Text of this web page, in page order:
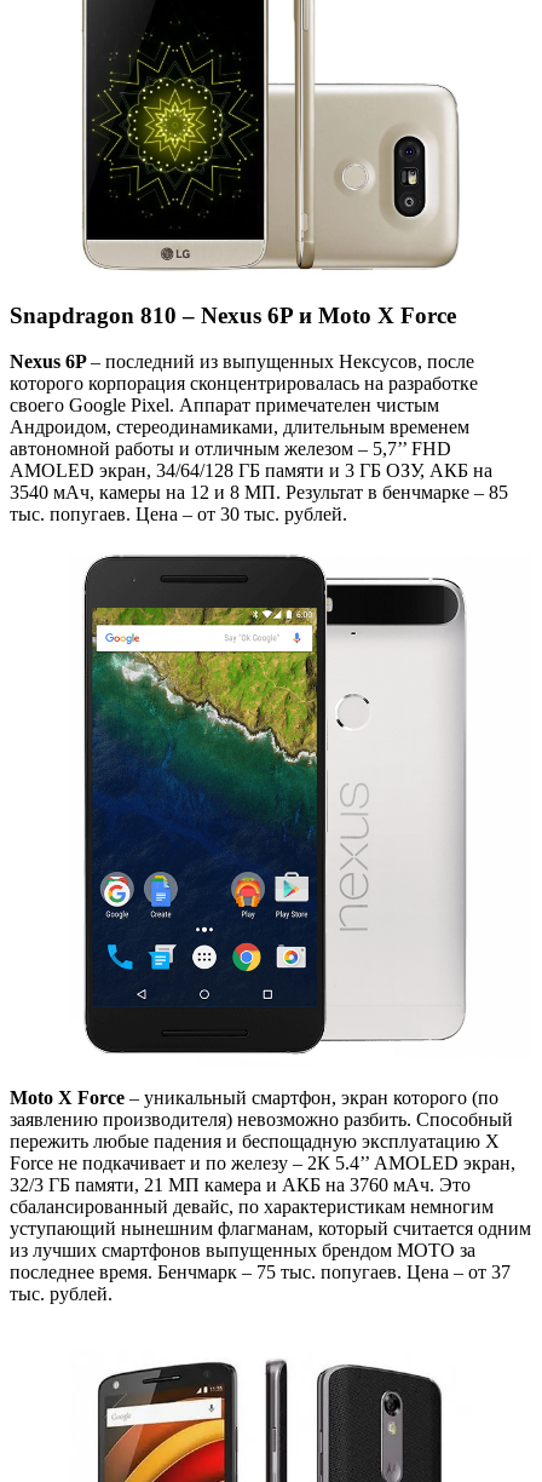
Snapdragon 810 – Nexus 6P и Moto X Force
Nexus 6P– последний из выпущенных Нексусов, после
которого корпорация сконцентрировалась на разработке
своего Google Pixel. Аппарат примечателен чистым
Андроидом, стереодинамиками, длительным временем
автономной работы и отличным железом – 5,7’’ FHD
AMOLED экран, 34/64/128 ГБ памяти и 3 ГБ ОЗУ, АКБ на
3540 мАч, камеры на 12 и 8 МП. Результат в бенчмарке – 85
тыс. попугаев. Цена – от 30 тыс. рублей.
Moto X Force – уникальный смартфон, экран которого (по
заявлению производителя) невозможно разбить. Способный
пережить любые падения и беспощадную эксплуатацию X
Force не подкачивает и по железу – 2К 5.4’’ AMOLED экран,
32/3 ГБ памяти, 21 МП камера и АКБ на 3760 мАч. Это
сбалансированный девайс, по характеристикам немногим
уступающий нынешним флагманам, который считается одним
из лучших смартфонов выпущенных брендом МОТО за
последнее время. Бенчмарк – 75 тыс. попугаев. Цена – от 37
тыс. рублей.